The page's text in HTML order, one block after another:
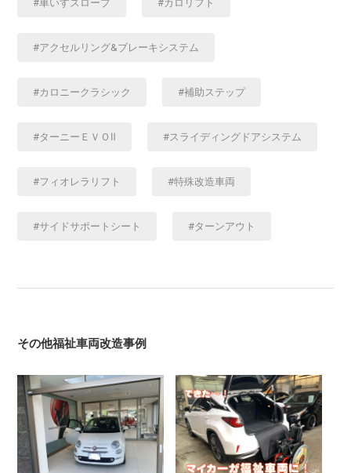
車いすスロープ カロリフト
アクセルリング&ブレーキシステム
カロニークラシック 補助ステップ
ターニーＥＶＯⅡ スライディングドアシステム
フィオレラリフト 特殊改造車両
サイドサポートシート ターンアウト
その他福祉車両改造事例